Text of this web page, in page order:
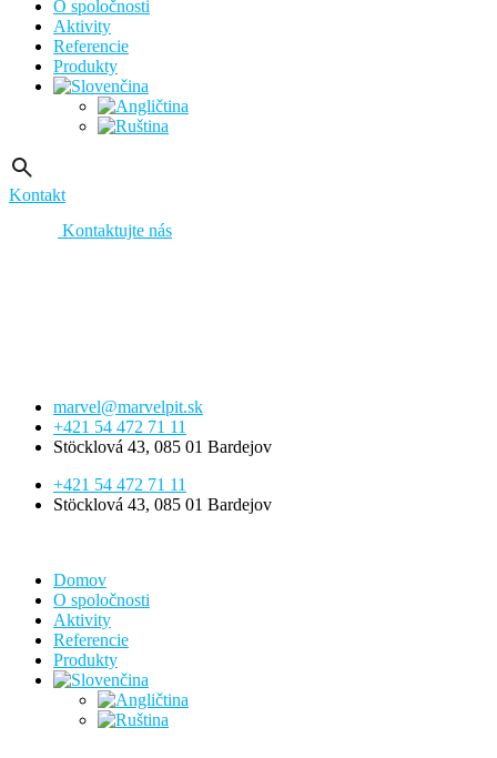
O spoločnosti
Aktivity
Referencie
Produkty
Kontakt
Kontaktujte nás
marvel@marvelpit.sk
+421 54 472 71 11
Stöcklová 43, 085 01 Bardejov
+421 54 472 71 11
Stöcklová 43, 085 01 Bardejov
Domov
O spoločnosti
Aktivity
Referencie
Produkty